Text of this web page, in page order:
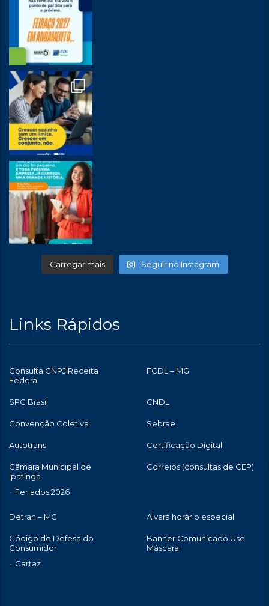
Carregar mais Seguir no Instagram
Links Rápidos
Consulta CNPJ Receita
Federal
FCDL – MG
SPC Brasil CNDL
Convenção Coletiva Sebrae
Autotrans Certificação Digital
Câmara Municipal de
Ipatinga
Feriados 2026
Correios (consultas de CEP)
Detran – MG Alvará horário especial
Código de Defesa do
Consumidor
Cartaz
Banner Comunicado Use
Máscara